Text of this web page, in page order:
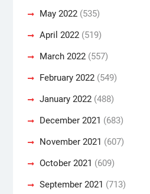
May 2022(535)
April 2022(519)
March 2022(557)
February 2022(549)
January 2022(488)
December 2021 (683)
November 2021 (607)
October 2021 (609)
September 2021 (713)